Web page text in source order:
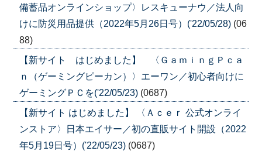
備蓄品オンラインショップ〉レスキューナウ／法人向
けに防災用品提供（2022年5月26日号）('22/05/28) (06
88)
【新サイト はじめました】 〈ＧａｍｉｎｇＰｃａ
ｎ（ゲーミングピーカン）〉エーワン／初心者向けに
ゲーミングＰＣを('22/05/23) (0687)
【新サイト はじめました】 〈Ａｃｅｒ 公式オンライ
ンストア〉日本エイサー／初の直販サイト開設（2022
年5月19日号）('22/05/23) (0687)